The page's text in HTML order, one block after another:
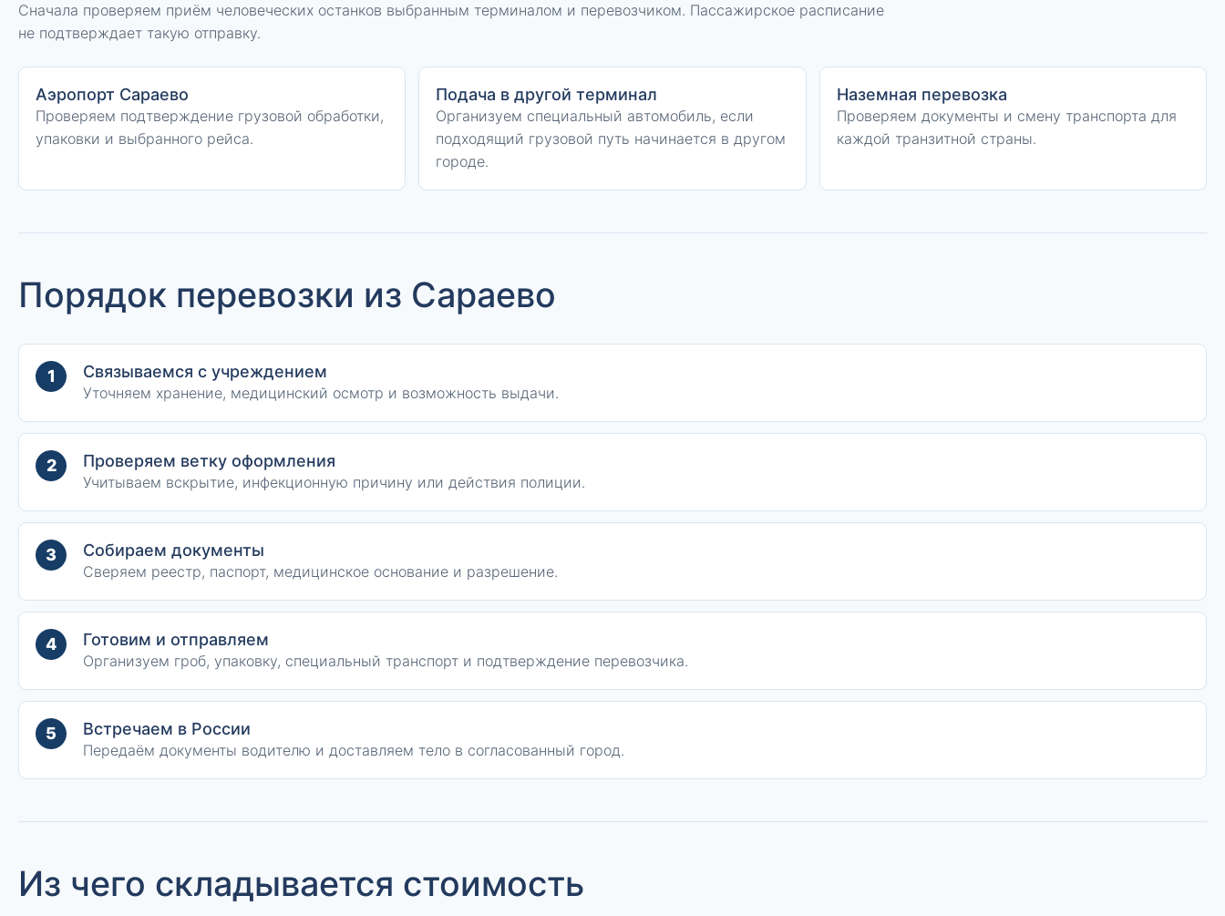
Сначала проверяем приём человеческих останков выбранным терминалом и перевозчиком. Пассажирское расписание
не подтверждает такую отправку.
Аэропорт Сараево
Проверяем подтверждение грузовой обработки,
упаковки и выбранного рейса.
Подача в другой терминал
Организуем специальный автомобиль, если
подходящий грузовой путь начинается в другом
городе.
Наземная перевозка
Проверяем документы и смену транспорта для
каждой транзитной страны.
Порядок перевозки из Сараево
1 Связываемся с учреждением
Уточняем хранение, медицинский осмотр и возможность выдачи.
2 Проверяем ветку оформления
Учитываем вскрытие, инфекционную причину или действия полиции.
3 Собираем документы
Сверяем реестр, паспорт, медицинское основание и разрешение.
4 Готовим и отправляем
Организуем гроб, упаковку, специальный транспорт и подтверждение перевозчика.
5 Встречаем в России
Передаём документы водителю и доставляем тело в согласованный город.
Из чего складывается стоимость